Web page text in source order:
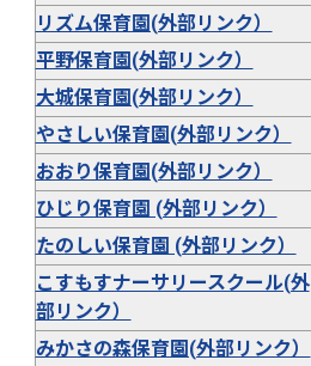
リズム保育園(外部リンク）
平野保育園(外部リンク）
大城保育園(外部リンク）
やさしい保育園(外部リンク）
おおり保育園(外部リンク）
ひじり保育園 (外部リンク）
たのしい保育園 (外部リンク）
こすもすナーサリースクール(外
部リンク）
みかさの森保育園(外部リンク）